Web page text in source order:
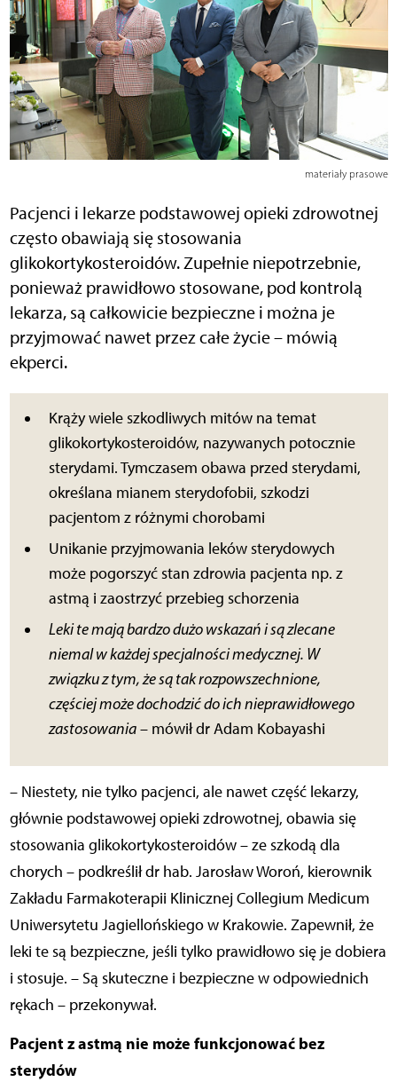
materiały prasowe
Pacjenci i lekarze podstawowej opieki zdrowotnej
często obawiają się stosowania
glikokortykosteroidów. Zupełnie niepotrzebnie,
ponieważ prawidłowo stosowane, pod kontrolą
lekarza, są całkowicie bezpieczne i można je
przyjmować nawet przez całe życie – mówią
ekperci.
Krąży wiele szkodliwych mitów na temat
glikokortykosteroidów, nazywanych potocznie
sterydami. Tymczasem obawa przed sterydami,
określana mianem sterydofobii, szkodzi
pacjentom z różnymi chorobami
Unikanie przyjmowania leków sterydowych
może pogorszyć stan zdrowia pacjenta np. z
astmą i zaostrzyć przebieg schorzenia
Leki te mają bardzo dużo wskazań i są zlecane
niemal w każdej specjalności medycznej. W
związku z tym, że są tak rozpowszechnione,
częściej może dochodzić do ich nieprawidłowego
zastosowania– mówił dr Adam Kobayashi
– Niestety, nie tylko pacjenci, ale nawet część lekarzy,
głównie podstawowej opieki zdrowotnej, obawia się
stosowania glikokortykosteroidów – ze szkodą dla
chorych – podkreślił dr hab. Jarosław Woroń, kierownik
Zakładu Farmakoterapii Klinicznej Collegium Medicum
Uniwersytetu Jagiellońskiego w Krakowie. Zapewnił, że
leki te są bezpieczne, jeśli tylko prawidłowo się je dobiera
i stosuje. – Są skuteczne i bezpieczne w odpowiednich
rękach – przekonywał.
Pacjent z astmą nie może funkcjonować bez
sterydów